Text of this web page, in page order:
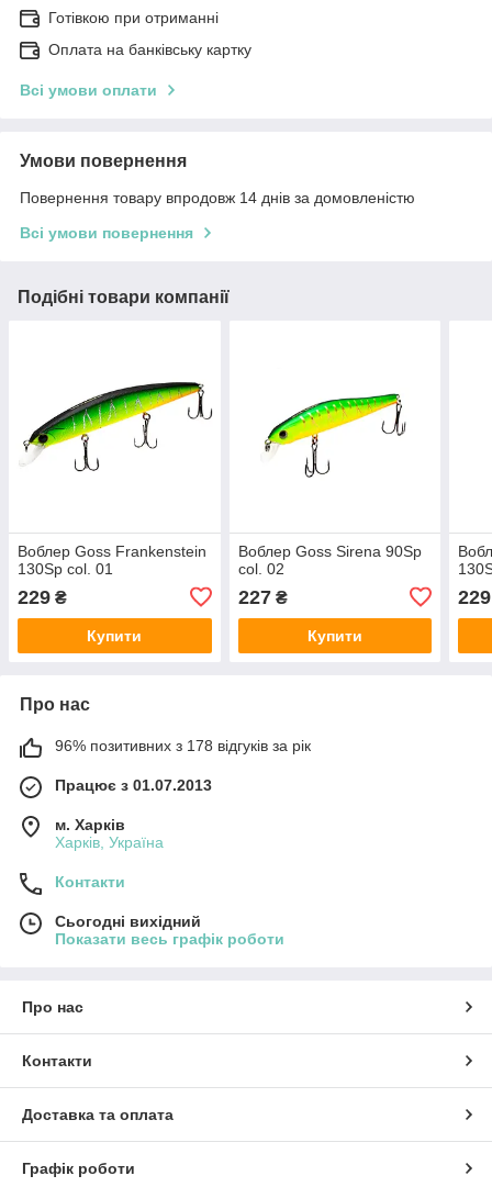
Готівкою при отриманні
Оплата на банківську картку
Всі умови оплати
Умови повернення
Повернення товару впродовж 14 днів за домовленістю
Всі умови повернення
Подібні товари компанії
Воблер Goss Frankenstein
130Sp col. 01
229 ₴
Купити
Воблер Goss Sirena 90Sp
col. 02
227₴
Купити
229
Про нас
96% позитивних з 178 відгуків за рік
Працює з 01.07.2013
м. Харків
Харків, Україна
Контакти
Сьогодні вихідний
Показати весь графік роботи
Про нас
Контакти
Доставка та оплата
Графік роботи